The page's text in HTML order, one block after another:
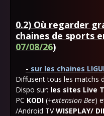
0.2) Où regarder
chaines de sports
07/08/26)
- sur les chaines
Diffusent tous les matchs
Dispo sur: les sites Live
PC KODI (+extension Bee)
/Android TVWISEPLAY/